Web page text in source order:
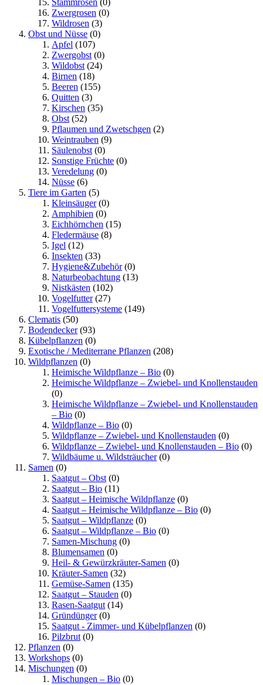
Zwergrosen (0)
Wildrosen (3)
Obst und Nüsse (0)
Apfel (107)
Zwergobst (0)
Wildobst (24)
Birnen (18)
Beeren (155)
Quitten (3)
Kirschen (35)
Obst (52)
Pflaumen und Zwetschgen (2)
Weintrauben (9)
Säulenobst (0)
Sonstige Früchte (0)
Veredelung (0)
Nüsse (6)
Tiere im Garten (5)
Kleinsäuger(0)
Amphibien (0)
Eichhörnchen (15)
Fledermäuse (8)
Igel (12)
Insekten (33)
Hygiene&Zubehör(0)
Naturbeobachtung (13)
Nistkästen (102)
Vogelfutter(27)
Vogelfuttersysteme (149)
Clematis (50)
Bodendecker(93)
Kübelpflanzen (0)
Exotische / Mediterrane Pflanzen (208)
Wildpflanzen (0)
Heimische Wildpflanze – Bio (0)
Heimische Wildpflanze – Zwiebel- und Knollenstauden
(0)
Heimische Wildpflanze – Zwiebel- und Knollenstauden
– Bio (0)
Wildpflanze – Bio (0)
Wildpflanze – Zwiebel- und Knollenstauden (0)
Wildpflanze – Zwiebel- und Knollenstauden – Bio (0)
Wildbäume u. Wildsträucher(0)
Samen (0)
Saatgut – Obst (0)
Saatgut – Bio (11)
Saatgut – Heimische Wildpflanze (0)
Saatgut – Heimische Wildpflanze – Bio (0)
Saatgut – Wildpflanze (0)
Saatgut – Wildpflanze – Bio (0)
Samen-Mischung (0)
Blumensamen (0)
Heil- & Gewürzkräuter-Samen (0)
Kräuter-Samen (32)
Gemüse-Samen (135)
Saatgut – Stauden (0)
Rasen-Saatgut (14)
Gründünger(0)
Saatgut - Zimmer- und Kübelpflanzen (0)
Pilzbrut (0)
Pflanzen (0)
Workshops (0)
Mischungen (0)
Mischungen – Bio (0)